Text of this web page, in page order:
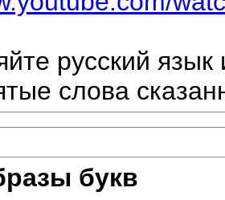
русский
слова
букв